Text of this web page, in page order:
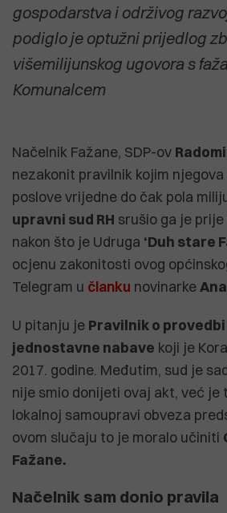
gospodarstva i održivog
podiglo je optužni prijedlog
višemilijunskog ugovora s
Komunalcem
Načelnik Fažane, SDP-ov
nezakonit pravilnik kojim
poslove vrijedne do čak pola
upravni sud RH srušio ga je prije
nakon što je Udruga ‘Duh stare
ocjenu zakonitosti ovog
Telegram u članku novinarke
U pitanju je Pravilnik o
jednostavne nabave koji je
2017. godine. Međutim, sud je
nije smio donijeti ovaj akt, već je
lokalnoj samoupravi obveza
ovom slučaju to je moralo učiniti
Fažane.
Načelnik sam donio pravila